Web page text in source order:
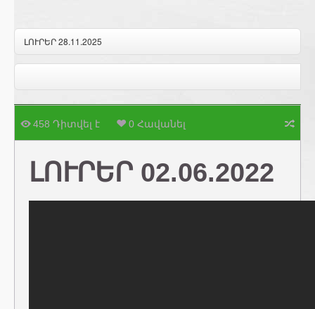
ԼՈՒՐԵՐ 28.11.2025
458 Դիտվել է 0 Հավանել
ԼՈՒՐԵՐ 02.06.2022